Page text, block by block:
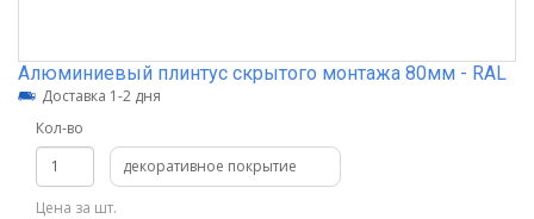
Алюминиевый плинтус скрытого монтажа 80мм - RAL
Доставка 1-2 дня
Кол-во
декоративное покрытие
Цена за шт.